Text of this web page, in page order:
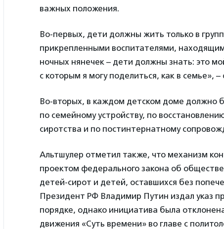
важных положения.
Во-первых, дети должны жить только в
прикрепленными воспитателями,
ночных нянечек – дети должны знать: это
с которым я могу поделиться, как в семье»,
Во-вторых, в каждом детском доме должно
по семейному устройству, по
сиротства и по постинтернатному
Альтшулер отметил также, что механизм
проектом федерального закона об
детей-сирот и детей, оставшихся без
Президент РФ Владимир Путин издал указ
порядке, однако инициатива была
движения «Суть времени» во главе с